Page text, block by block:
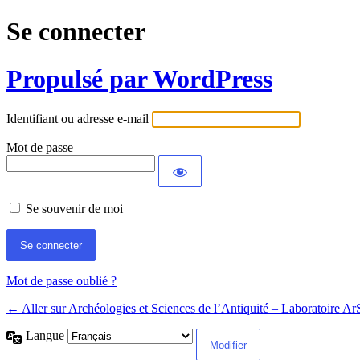
Se connecter
Propulsé par WordPress
Identifiant ou adresse e-mail
Mot de passe
Se souvenir de moi
Mot de passe oublié ?
← Aller sur Archéologies et Sciences de l’Antiquité – Laboratoire
Langue